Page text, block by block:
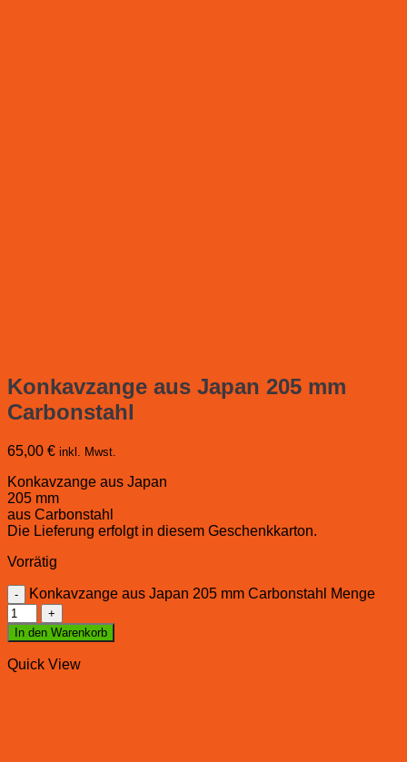
Konkavzange aus Japan 205 mm
Carbonstahl
65,00 € inkl. Mwst.
Konkavzange aus Japan
205 mm
aus Carbonstahl
Die Lieferung erfolgt in diesem Geschenkkarton.
Vorrätig
Konkavzange aus Japan 205 mm Carbonstahl Menge
In den Warenkorb
Quick View